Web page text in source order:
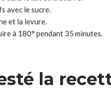
avec le sucre.
et la levure.
à 180° pendant 35 minutes.
la